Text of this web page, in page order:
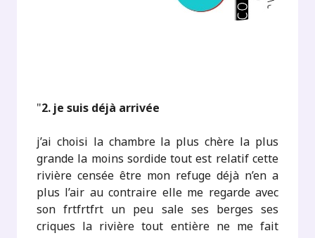
"2. je suis déjà arrivée
j’ai choisi la chambre la plus chère la plus
grande la moins sordide tout est relatif cette
rivière censée être mon refuge déjà n’en a
plus l’air au contraire elle me regarde avec
son frtfrtfrt un peu sale ses berges ses
criques la rivière tout entière ne me fait